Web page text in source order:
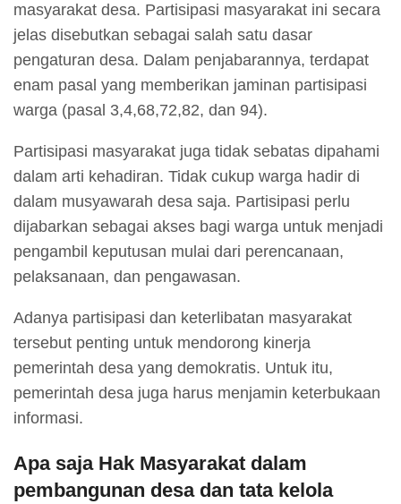
masyarakat desa. Partisipasi masyarakat ini secara
jelas disebutkan sebagai salah satu dasar
pengaturan desa. Dalam penjabarannya, terdapat
enam pasal yang memberikan jaminan partisipasi
warga (pasal 3,4,68,72,82, dan 94).
Partisipasi masyarakat juga tidak sebatas dipahami
dalam arti kehadiran. Tidak cukup warga hadir di
dalam musyawarah desa saja. Partisipasi perlu
dijabarkan sebagai akses bagi warga untuk menjadi
pengambil keputusan mulai dari perencanaan,
pelaksanaan, dan pengawasan.
Adanya partisipasi dan keterlibatan masyarakat
tersebut penting untuk mendorong kinerja
pemerintah desa yang demokratis. Untuk itu,
pemerintah desa juga harus menjamin keterbukaan
informasi.
Apa saja Hak Masyarakat dalam
pembangunan desa dan tata kelola